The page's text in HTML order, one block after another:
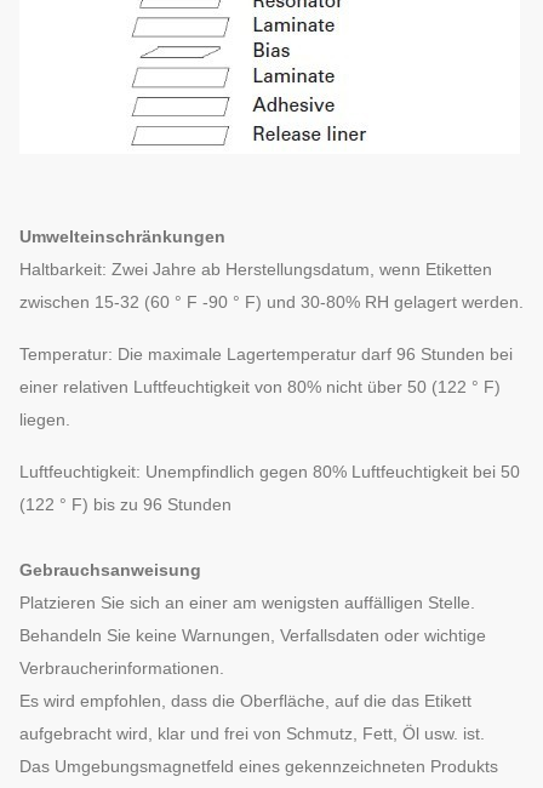
Umwelteinschränkungen
Haltbarkeit: Zwei Jahre ab Herstellungsdatum, wenn Etiketten
zwischen 15-32 (60 ° F -90 ° F) und 30-80% RH gelagert werden.
Temperatur: Die maximale Lagertemperatur darf 96 Stunden bei
einer relativen Luftfeuchtigkeit von 80% nicht über 50 (122 ° F)
liegen.
Luftfeuchtigkeit: Unempfindlich gegen 80% Luftfeuchtigkeit bei 50
(122 ° F) bis zu 96 Stunden
Gebrauchsanweisung
Platzieren Sie sich an einer am wenigsten auffälligen Stelle.
Behandeln Sie keine Warnungen, Verfallsdaten oder wichtige
Verbraucherinformationen.
Es wird empfohlen, dass die Oberfläche, auf die das Etikett
aufgebracht wird, klar und frei von Schmutz, Fett, Öl usw. ist.
Das Umgebungsmagnetfeld eines gekennzeichneten Produkts